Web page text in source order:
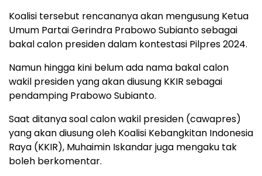
Koalisi tersebut rencananya akan mengusung Ketua
Umum Partai Gerindra Prabowo Subianto sebagai
bakal calon presiden dalam kontestasi Pilpres 2024.
Namun hingga kini belum ada nama bakal calon
wakil presiden yang akan diusung KKIR sebagai
pendamping Prabowo Subianto.
Saat ditanya soal calon wakil presiden (cawapres)
yang akan diusung oleh Koalisi Kebangkitan Indonesia
Raya (KKIR), Muhaimin Iskandar juga mengaku tak
boleh berkomentar.